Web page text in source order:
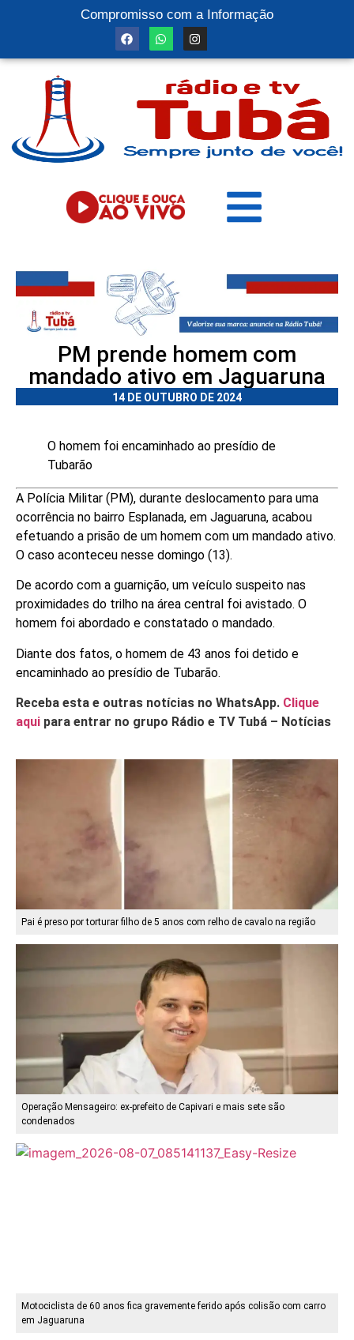
Compromisso com a Informação
PM prende homem com
mandado ativo em Jaguaruna
14 DE OUTUBRO DE 2024
O homem foi encaminhado ao presídio de
Tubarão
A Polícia Militar (PM), durante deslocamento para uma
ocorrência no bairro Esplanada, em Jaguaruna, acabou
efetuando a prisão de um homem com um mandado ativo.
O caso aconteceu nesse domingo (13).
De acordo com a guarnição, um veículo suspeito nas
proximidades do trilho na área central foi avistado. O
homem foi abordado e constatado o mandado.
Diante dos fatos, o homem de 43 anos foi detido e
encaminhado ao presídio de Tubarão.
Receba esta e outras notícias no WhatsApp. Clique
aqui para entrar no grupo Rádio e TV Tubá – Notícias
Pai é preso por torturar filho de 5 anos com relho de cavalo na região
Operação Mensageiro: ex-prefeito de Capivari e mais sete são
condenados
Motociclista de 60 anos fica gravemente ferido após colisão com carro
em Jaguaruna